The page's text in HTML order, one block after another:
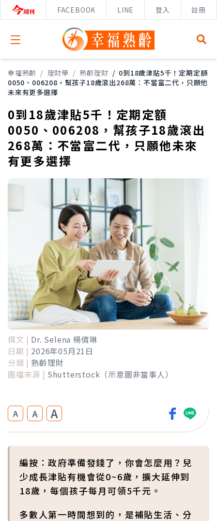
FACEBOOK LINE 登入 註冊
Open menu
幸福熟齡 / 理財學 / 熟齡理財 / 0到18歲津貼5千！定期定額
0050、006208，幫孩子18歲滾出268萬：不當富二代，只願他
未來有更多選擇
0到18歲津貼5千！定期定額
0050、006208，幫孩子18歲滾出
268萬：不當富二代，只願他未來
有更多選擇
撰文 | Dr. Selena 楊倩琳
日期 | 2026年05月21日
分類 | 熟齡理財
圖檔來源 | Shutterstock（示意圖非當事人）
A A A
編按：政府準備發錢了，你會怎麼用？兒
少成長津貼有機會從0~6歲，擴大延伸到
18歲，每個孩子每月可領5千元。
多數人第一時間想到的，是補貼生活、分